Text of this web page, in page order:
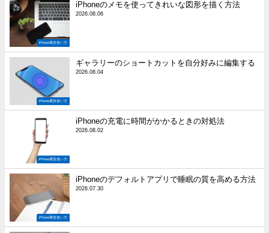
iPhone裏技使い方
iPhoneのメモを使ってきれいな図形を描く方法
2026.08.06
iPhone裏技使い方
ギャラリーのショートカットを自分好みに編集する
2026.08.04
iPhone裏技使い方
iPhoneの充電に時間がかかるときの対処法
2026.08.02
iPhone裏技使い方
iPhoneのデフォルトアプリで睡眠の質を高める方法
2026.07.30